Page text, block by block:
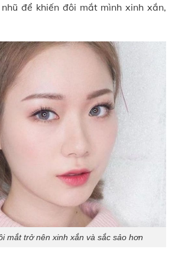
để khiến đôi mắt mình xinh xắn,
mắt trở nên xinh xắn và sắc sảo hơn